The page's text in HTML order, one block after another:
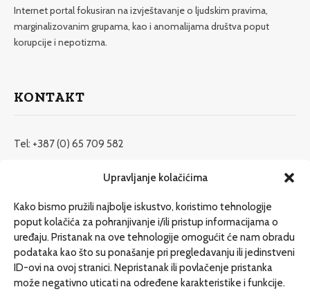
Upravljanje kolačićima
Kako bismo pružili najbolje iskustvo, koristimo tehnologije
poput kolačića za pohranjivanje i/ili pristup informacijama o
uređaju. Pristanak na ove tehnologije omogućit će nam obradu
podataka kao što su ponašanje pri pregledavanju ili jedinstveni
ID-ovi na ovoj stranici. Nepristanak ili povlačenje pristanka
može negativno uticati na određene karakteristike i funkcije.
Internet portal fokusiran na izvještavanje o ljudskim pravima,
marginalizovanim grupama, kao i anomalijama društva poput
korupcije i nepotizma.
KONTAKT
Tel: +387 (0) 65 709 582
redakcija@etrafika.net
Dosije
Drugi pišu
Društvo